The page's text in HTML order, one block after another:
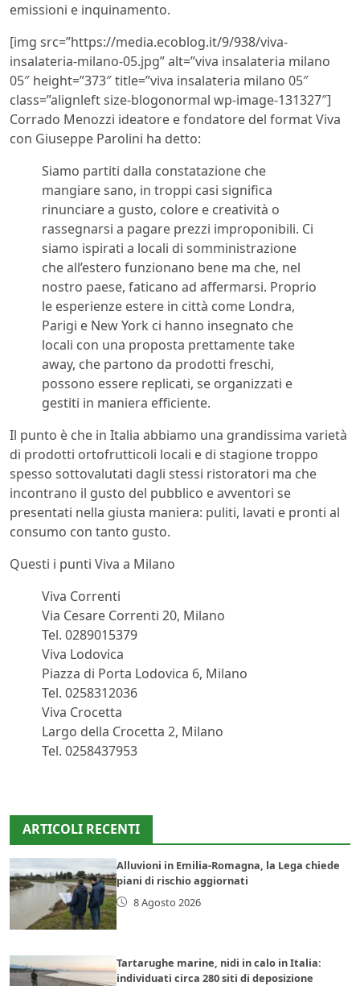
emissioni e inquinamento.
[img src=”https://media.ecoblog.it/9/938/viva-
insalateria-milano-05.jpg” alt=”viva insalateria milano
05″ height=”373″ title=”viva insalateria milano 05″
class=”alignleft size-blogonormal wp-image-131327″]
Corrado Menozzi ideatore e fondatore del format Viva
con Giuseppe Parolini ha detto:
Siamo partiti dalla constatazione che
mangiare sano, in troppi casi significa
rinunciare a gusto, colore e creatività o
rassegnarsi a pagare prezzi improponibili. Ci
siamo ispirati a locali di somministrazione
che all’estero funzionano bene ma che, nel
nostro paese, faticano ad affermarsi. Proprio
le esperienze estere in città come Londra,
Parigi e New York ci hanno insegnato che
locali con una proposta prettamente take
away, che partono da prodotti freschi,
possono essere replicati, se organizzati e
gestiti in maniera efficiente.
Il punto è che in Italia abbiamo una grandissima varietà
di prodotti ortofrutticoli locali e di stagione troppo
spesso sottovalutati dagli stessi ristoratori ma che
incontrano il gusto del pubblico e avventori se
presentati nella giusta maniera: puliti, lavati e pronti al
consumo con tanto gusto.
Questi i punti Viva a Milano
Viva Correnti
Via Cesare Correnti 20, Milano
Tel. 0289015379
Viva Lodovica
Piazza di Porta Lodovica 6, Milano
Tel. 0258312036
Viva Crocetta
Largo della Crocetta 2, Milano
Tel. 0258437953
ARTICOLI RECENTI
Alluvioni in Emilia-Romagna, la Lega chiede
piani di rischio aggiornati
8 Agosto 2026
Tartarughe marine, nidi in calo in Italia:
individuati circa 280 siti di deposizione